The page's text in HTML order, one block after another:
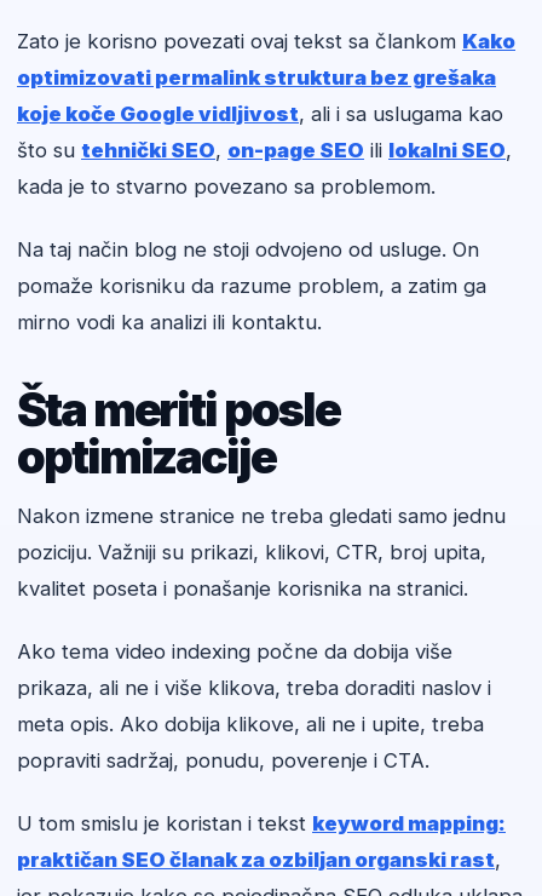
Zato je korisno povezati ovaj tekst sa člankom Kako
optimizovati permalink struktura bez grešaka
koje koče Google vidljivost, ali i sa uslugama kao
što su tehnički SEO, on-page SEO ili lokalni SEO,
kada je to stvarno povezano sa problemom.
Na taj način blog ne stoji odvojeno od usluge. On
pomaže korisniku da razume problem, a zatim ga
mirno vodi ka analizi ili kontaktu.
Šta meriti posle
optimizacije
Nakon izmene stranice ne treba gledati samo jednu
poziciju. Važniji su prikazi, klikovi, CTR, broj upita,
kvalitet poseta i ponašanje korisnika na stranici.
Ako tema video indexing počne da dobija više
prikaza, ali ne i više klikova, treba doraditi naslov i
meta opis. Ako dobija klikove, ali ne i upite, treba
popraviti sadržaj, ponudu, poverenje i CTA.
U tom smislu je koristan i tekst keyword mapping:
praktičan SEO članak za ozbiljan organski rast,